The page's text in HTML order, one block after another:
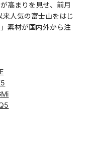
高まりを見せ、前月
人気の富士山をはじ
素材が国内外から注